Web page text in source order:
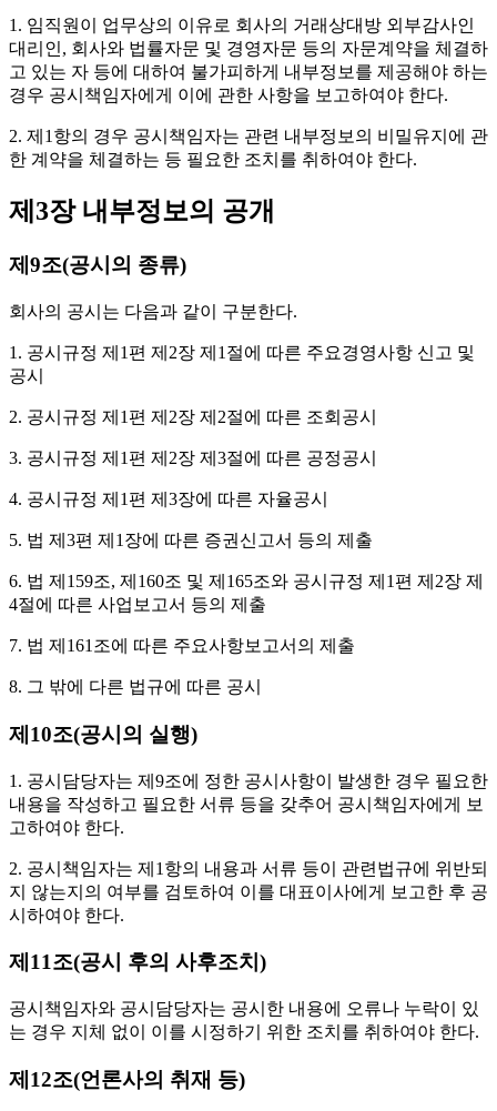
1. 임직원이 업무상의 이유로 회사의 거래상대방 외부감사인
대리인, 회사와 법률자문 및 경영자문 등의 자문계약을 체결하
고 있는 자 등에 대하여 불가피하게 내부정보를 제공해야 하는
경우 공시책임자에게 이에 관한 사항을 보고하여야 한다.
2. 제1항의 경우 공시책임자는 관련 내부정보의 비밀유지에 관
한 계약을 체결하는 등 필요한 조치를 취하여야 한다.
제3장 내부정보의 공개
제9조(공시의 종류)
회사의 공시는 다음과 같이 구분한다.
1. 공시규정 제1편 제2장 제1절에 따른 주요경영사항 신고 및
공시
2. 공시규정 제1편 제2장 제2절에 따른 조회공시
3. 공시규정 제1편 제2장 제3절에 따른 공정공시
4. 공시규정 제1편 제3장에 따른 자율공시
5. 법 제3편 제1장에 따른 증권신고서 등의 제출
6. 법 제159조, 제160조 및 제165조와 공시규정 제1편 제2장 제
4절에 따른 사업보고서 등의 제출
7. 법 제161조에 따른 주요사항보고서의 제출
8. 그 밖에 다른 법규에 따른 공시
제10조(공시의 실행)
1. 공시담당자는 제9조에 정한 공시사항이 발생한 경우 필요한
내용을 작성하고 필요한 서류 등을 갖추어 공시책임자에게 보
고하여야 한다.
2. 공시책임자는 제1항의 내용과 서류 등이 관련법규에 위반되
지 않는지의 여부를 검토하여 이를 대표이사에게 보고한 후 공
시하여야 한다.
제11조(공시 후의 사후조치)
공시책임자와 공시담당자는 공시한 내용에 오류나 누락이 있
는 경우 지체 없이 이를 시정하기 위한 조치를 취하여야 한다.
제12조(언론사의 취재 등)